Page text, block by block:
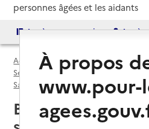
personnes âgées et les aidants
Accès aux annuaires Accès
Accueil
Espace annuaire
Services autonomie à domicile (aide
Saône-et-Loire (71)
Service
Bourbon-Lancy
À propos
www.pour-